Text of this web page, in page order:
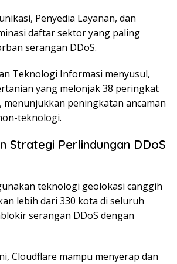
Penyedia Layanan, dan
daftar sektor yang paling
serangan DDoS.
Teknologi Informasi menyusul,
yang melonjak 38 peringkat
menunjukkan peningkatan ancaman
teknologi.
Strategi Perlindungan DDoS
teknologi geolokasi canggih
lebih dari 330 kota di seluruh
serangan DDoS dengan
Cloudflare mampu menyerap dan